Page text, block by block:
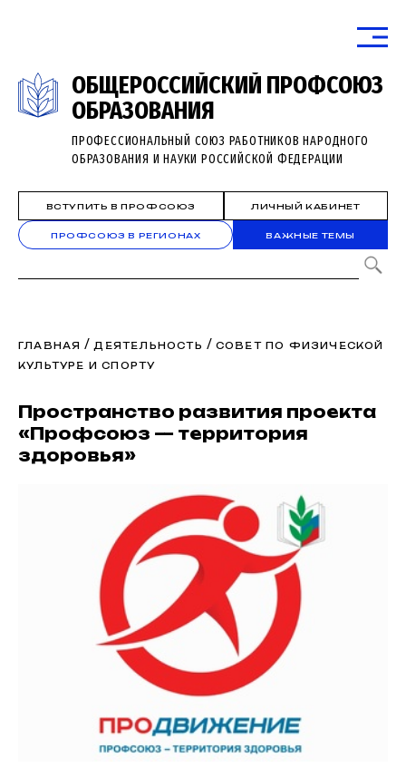
ОБЩЕРОССИЙСКИЙ ПРОФСОЮЗ
ОБРАЗОВАНИЯ
ПРОФЕССИОНАЛЬНЫЙ СОЮЗ РАБОТНИКОВ НАРОДНОГО
ОБРАЗОВАНИЯ И НАУКИ РОССИЙСКОЙ ФЕДЕРАЦИИ
ВСТУПИТЬ В ПРОФСОЮЗ ЛИЧНЫЙ КАБИНЕТ
ПРОФСОЮЗ В РЕГИОНАХ ВАЖНЫЕ ТЕМЫ
ГЛАВНАЯ /ДЕЯТЕЛЬНОСТЬ / СОВЕТ ПО ФИЗИЧЕСКОЙ
КУЛЬТУРЕ И СПОРТУ
Пространство развития проекта
«Профсоюз — территория
здоровья»